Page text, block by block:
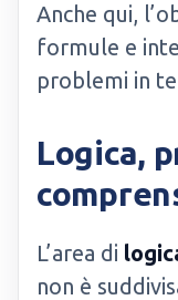
Anche qui,
formule e
problemi in
Logica,
L’area di
non è